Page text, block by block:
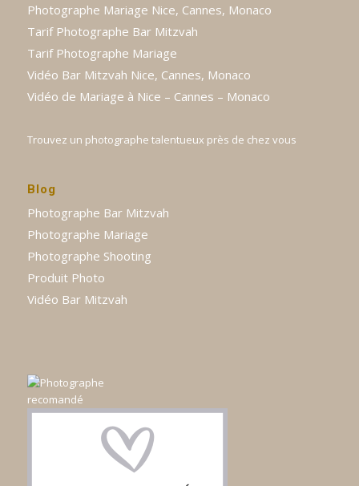
Photographe Mariage Nice, Cannes, Monaco
Tarif Photographe Bar Mitzvah
Tarif Photographe Mariage
Vidéo Bar Mitzvah Nice, Cannes, Monaco
Vidéo de Mariage à Nice – Cannes – Monaco
Trouvez un photographe talentueux près de chez vous
Blog
Photographe Bar Mitzvah
Photographe Mariage
Photographe Shooting
Produit Photo
Vidéo Bar Mitzvah